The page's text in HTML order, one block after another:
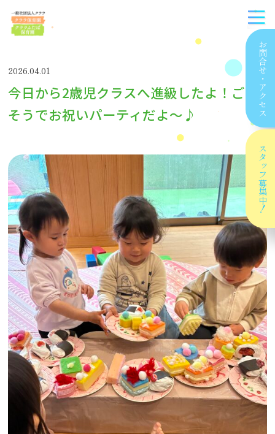
お問合せ
・
アクセス
スタッフ
募集中！
2026.04.01
今日から2歳児クラスへ進級したよ！ごち
そうでお祝いパーティだよ〜♪